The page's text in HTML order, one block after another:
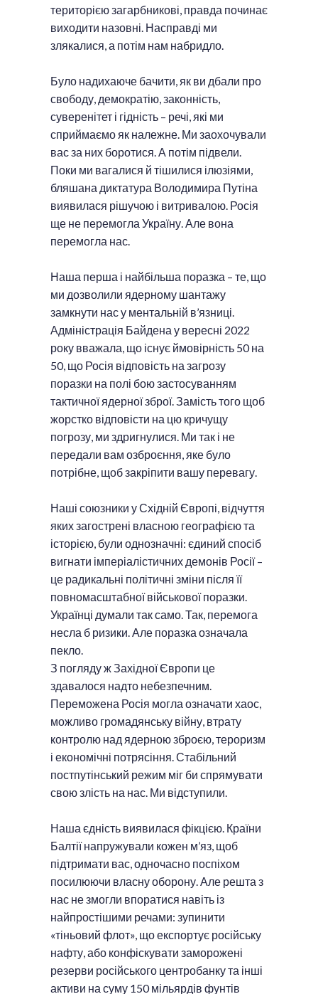
територією загарбникові, правда починає
виходити назовні. Насправді ми
злякалися, а потім нам набридло.
Було надихаюче бачити, як ви дбали про
свободу, демократію, законність,
суверенітет і гідність – речі, які ми
сприймаємо як належне. Ми заохочували
вас за них боротися. А потім підвели.
Поки ми вагалися й тішилися ілюзіями,
бляшана диктатура Володимира Путіна
виявилася рішучою і витривалою. Росія
ще не перемогла Україну. Але вона
перемогла нас.
Наша перша і найбільша поразка – те, що
ми дозволили ядерному шантажу
замкнути нас у ментальній в’язниці.
Адміністрація Байдена у вересні 2022
року вважала, що існує ймовірність 50 на
50, що Росія відповість на загрозу
поразки на полі бою застосуванням
тактичної ядерної зброї. Замість того щоб
жорстко відповісти на цю кричущу
погрозу, ми здригнулися. Ми так і не
передали вам озброєння, яке було
потрібне, щоб закріпити вашу перевагу.
Наші союзники у Східній Європі, відчуття
яких загострені власною географією та
історією, були однозначні: єдиний спосіб
вигнати імперіалістичних демонів Росії –
це радикальні політичні зміни після її
повномасштабної військової поразки.
Українці думали так само. Так, перемога
несла б ризики. Але поразка означала
пекло.
З погляду ж Західної Європи це
здавалося надто небезпечним.
Переможена Росія могла означати хаос,
можливо громадянську війну, втрату
контролю над ядерною зброєю, тероризм
і економічні потрясіння. Стабільний
постпутінський режим міг би спрямувати
свою злість на нас. Ми відступили.
Наша єдність виявилася фікцією. Країни
Балтії напружували кожен м’яз, щоб
підтримати вас, одночасно поспіхом
посилюючи власну оборону. Але решта з
нас не змогли впоратися навіть із
найпростішими речами: зупинити
«тіньовий флот», що експортує російську
нафту, або конфіскувати заморожені
резерви російського центробанку та інші
активи на суму 150 мільярдів фунтів